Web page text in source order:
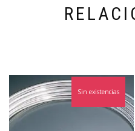
Sin existencias